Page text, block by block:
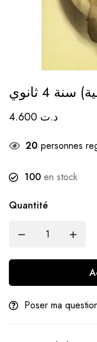
4 ثانوي
د.ت
20 personnes
100 en stock
Quantité
Poser ma